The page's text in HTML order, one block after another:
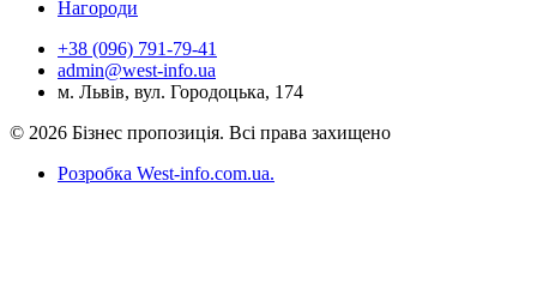
Нагороди
+38 (096) 791-79-41
admin@west-info.ua
м. Львів, вул. Городоцька, 174
© 2026 Бізнес пропозиція. Всі права захищено
Розробка West-info.com.ua.